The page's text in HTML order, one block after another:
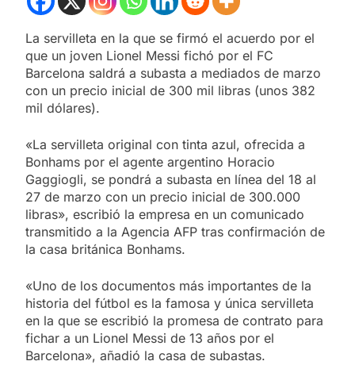
La servilleta en la que se firmó el acuerdo por el
que un joven Lionel Messi fichó por el FC
Barcelona saldrá a subasta a mediados de marzo
con un precio inicial de 300 mil libras (unos 382
mil dólares).
«La servilleta original con tinta azul, ofrecida a
Bonhams por el agente argentino Horacio
Gaggiogli, se pondrá a subasta en línea del 18 al
27 de marzo con un precio inicial de 300.000
libras», escribió la empresa en un comunicado
transmitido a la Agencia AFP tras confirmación de
la casa británica Bonhams.
«Uno de los documentos más importantes de la
historia del fútbol es la famosa y única servilleta
en la que se escribió la promesa de contrato para
fichar a un Lionel Messi de 13 años por el
Barcelona», añadió la casa de subastas.